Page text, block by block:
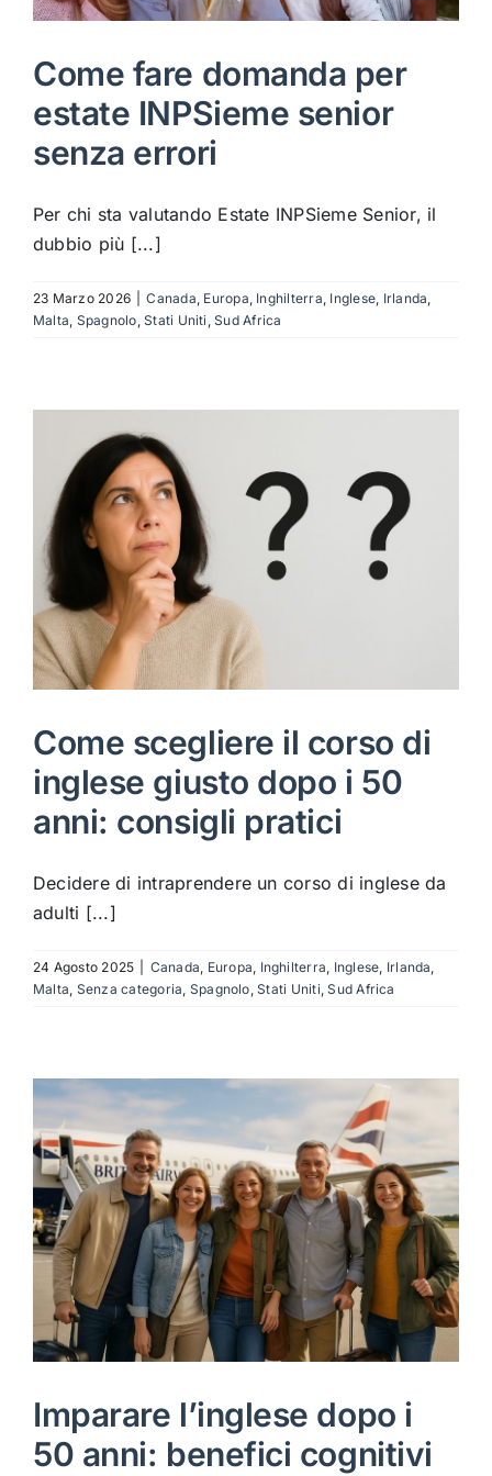
Come fare domanda per
estate INPSieme senior
senza errori
Per chi sta valutando Estate INPSieme Senior, il
dubbio più [...]
23 Marzo 2026 Canada Europa Inghilterra Inglese Irlanda
Malta Spagnolo ,Stati Uniti ,Sud Africa
Come scegliere il corso di
inglese giusto dopo i 50
anni: consigli pratici
Decidere di intraprendere un corso di inglese da
adulti [...]
24 Agosto 2025 Canada, Europa, Inghilterra, Inglese, Irlanda,
Malta, Senza categoria, Spagnolo,Stati Uniti,Sud Africa
Imparare l’inglese dopo i
50 anni: benefici cognitivi